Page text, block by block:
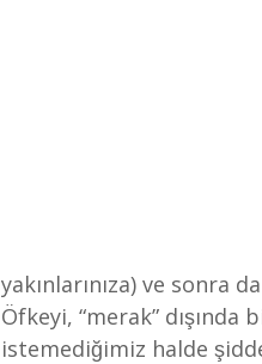
yakınlarınıza) ve sonra
Öfkeyi, “merak”
istemediğimiz halde